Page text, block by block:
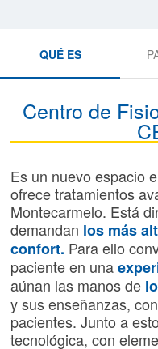
QUÉ ES
Centro de
Es un nuevo espacio
ofrece tratamientos
Montecarmelo. Está
demandan los más
confort. Para ello
paciente en una
aúnan las manos de
y sus enseñanzas,
pacientes. Junto a
tecnológica, con